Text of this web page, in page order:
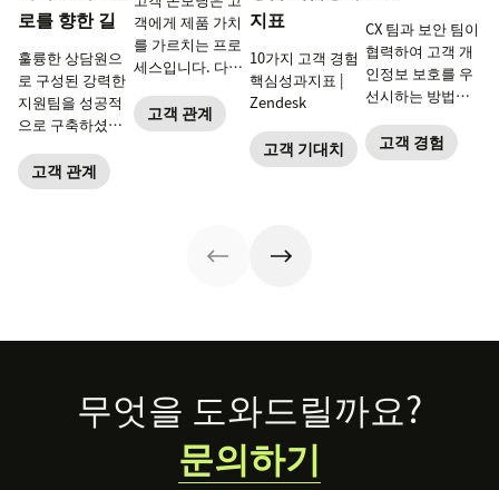
로를 향한 길
훌륭한 상담원으
로 구성된 강력한
지원팀을 성공적
으로 구축하셨습
최고의 고객 서비
스를 제공할 수 있
고객 관계
객에게 제품 가치
를 가르치는 프로
세스입니다. 다음
프로세스 구축 방
법입니다.
고객 관계
지표
10가지 고객 경험
핵심성과지표 |
Zendesk
고객 기대치
CX 팀과 보안 팀이
협력하여 고객 개
인정보 보호를 우
선시하는 방법을
고객 경험
Footer무엇을 도와드릴까요?
문의하기